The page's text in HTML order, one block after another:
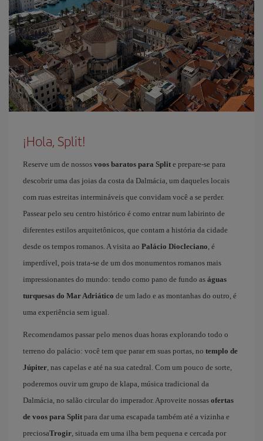
¡Hola, Split!
Reserve um de nossos voos baratos para Split e prepare-se para
descobrir uma das joias da costa da Dalmácia, um daqueles locais
com ruas estreitas intermináveis que convidam você a se perder.
Passear pelo seu centro histórico é como entrar num labirinto de
diferentes estilos arquitetônicos, que contam a história da cidade
desde os tempos romanos. A visita ao Palácio Diocleciano, é
imperdível, pois trata-se de um dos monumentos romanos mais
impressionantes do mundo: tendo como pano de fundo as águas
turquesas do Mar Adriático de um lado e as montanhas do outro, é
uma experiência sem igual.
Recomendamos passar pelo menos duas horas explorando todo o
terreno do palácio: você tem que parar em suas portas, no templo de
Júpiter, nas capelas e até na sua catedral. Com um pouco de sorte,
poderemos ouvir um grupo de klapa, música tradicional da
Dalmácia, no salão circular do imperador. Aproveite nossas ofertas
de voos para Split para dar uma escapada também até a vizinha e
preciosaTrogir, situada em uma ilha bem pequena e cercada por